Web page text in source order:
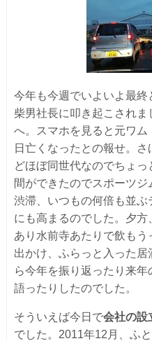
今年も今週でいよいよ最
柴男社長に叩き起こされ
へ。スマホを見ると元ワ
日亡くなったとの報せ。
どほぼ同世代なのでちょ
間ができたのでスポーツ
渋滞、いつもの何倍も並
にも高まるのでした。夕
あり水前寺あたりで飲も
出かけ、ふらっと入った
ら今年を振り返ったり来
語ったりしたのでした。
そういえば今日で会社の設
でした。2011年12月、ふ